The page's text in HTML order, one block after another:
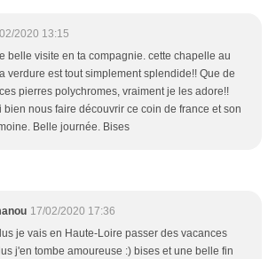
2020 13:15
belle visite en ta compagnie. cette chapelle au
verdure est tout simplement splendide!! Que de
pierres polychromes, vraiment je les adore!!
bien nous faire découvrir ce coin de france et son
Belle journée. Bises
17/02/2020 17:36
je vais en Haute-Loire passer des vacances
j'en tombe amoureuse :) bises et une belle fin